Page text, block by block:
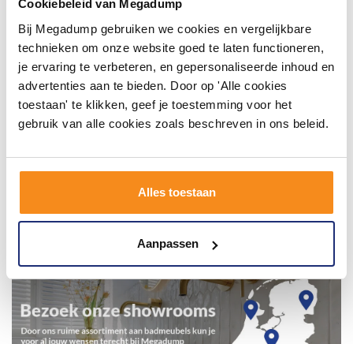
Cookiebeleid van Megadump
Bij Megadump gebruiken we cookies en vergelijkbare
technieken om onze website goed te laten functioneren,
je ervaring te verbeteren, en gepersonaliseerde inhoud en
advertenties aan te bieden. Door op 'Alle cookies
toestaan' te klikken, geef je toestemming voor het
gebruik van alle cookies zoals beschreven in ons beleid.
Alles toestaan
Aanpassen